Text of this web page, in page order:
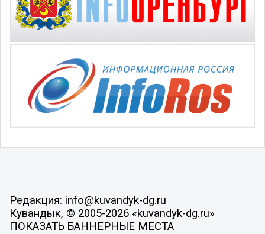
Редакция: info@kuvandyk-dg.ru
Кувандык, © 2005-2026 «kuvandyk-dg.ru»
ПОКАЗАТЬ БАННЕРНЫЕ МЕСТА